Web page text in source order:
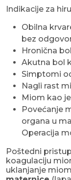
Indikacije za
Obilna
bez
Hronična
Akutna bol
Simptomi
Nagli rast
Miom kao
Povećanje
organa u
Operacija
Poštedni
koagulaciju
uklanjanje